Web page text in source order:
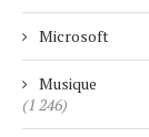
Microsoft
Musique
(1 246)